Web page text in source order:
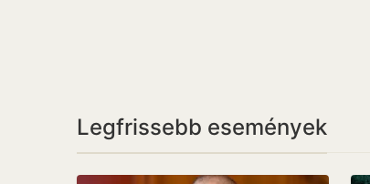
Legfrissebb események